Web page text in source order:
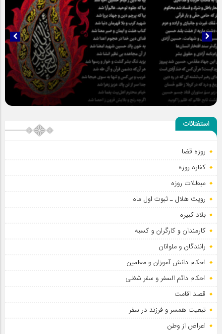
سلطان عشق
استفتائات
روزه قضا
کفاره روزه
مبطلات روزه
رویت هلال ـ ثبوت اول ماه
بلاد کبیره
کارمندان و کارگران و کسبه
رانندگان و ملوانان
احکام دانش آموزان و معلمین
احکام دائم السفر و سفر شغلی
قصد اقامت
تبعیت همسر و فرزند در سفر
اعراض از وطن